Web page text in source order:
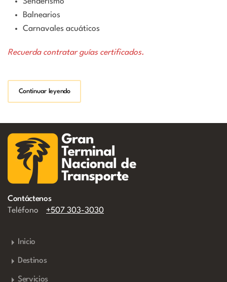
Senderismo
Balnearios
Carnavales acuáticos
Recuerda contratar guías certificados.
Continuar leyendo
Contáctenos
Teléfono
+507 303-3030
Inicio
Destinos
Servicios